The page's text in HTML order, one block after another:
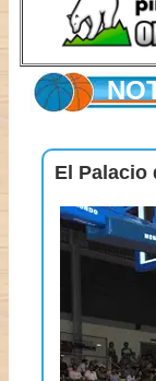
El Palacio